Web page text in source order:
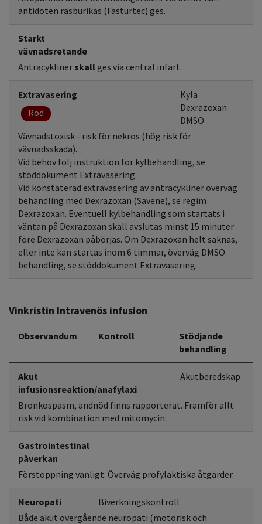
antidoten rasburikas (Fasturtec) ges.
Starkt
vävnadsretande
Antracykliner skallges via central infart.
Extravasering
Röd
Kyla
Dexrazoxan
DMSO
Vävnadstoxisk - risk för nekros (hög risk för
vävnadsskada).
Vid behov följ instruktion för kylbehandling, se
stöddokument Extravasering.
Vid konstaterad extravasering av antracykliner överväg
behandling med Dexrazoxan (Savene), se regim
Dexrazoxan. Eventuell kylbehandling som startats i
väntan på Dexrazoxan skall avslutas minst 15 minuter
före Dexrazoxan påbörjas. Om Dexrazoxan helt saknas,
eller inte kan startas inom 6 timmar, överväg DMSO
behandling, se stöddokument Extravasering.
Vinkristin Intravenös infusion
Observandum Kontroll
Stödjande
behandling
Akut
infusionsreaktion/anafylaxi
Akutberedskap
Bronkospasm, andnöd finns rapporterat. Framför allt
risk vid kombination med mitomycin.
Gastrointestinal
påverkan
Förstoppning vanligt. Överväg profylaktiska åtgärder.
Neuropati
Biverkningskontroll
Både akut övergående neuropati (motorisk och